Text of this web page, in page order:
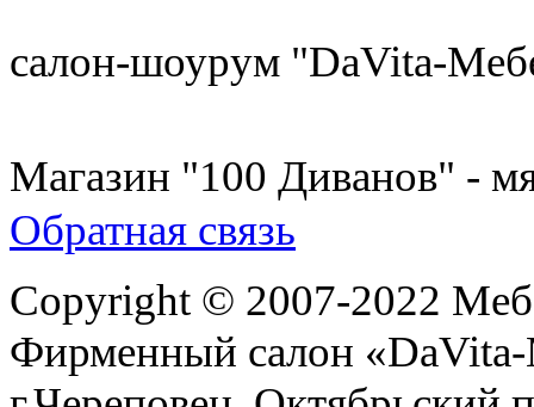
салон-шоурум "DaVita-
Магазин "100 Диванов" -
Обратная связь
Copyright © 2007-2022
Фирменный салон